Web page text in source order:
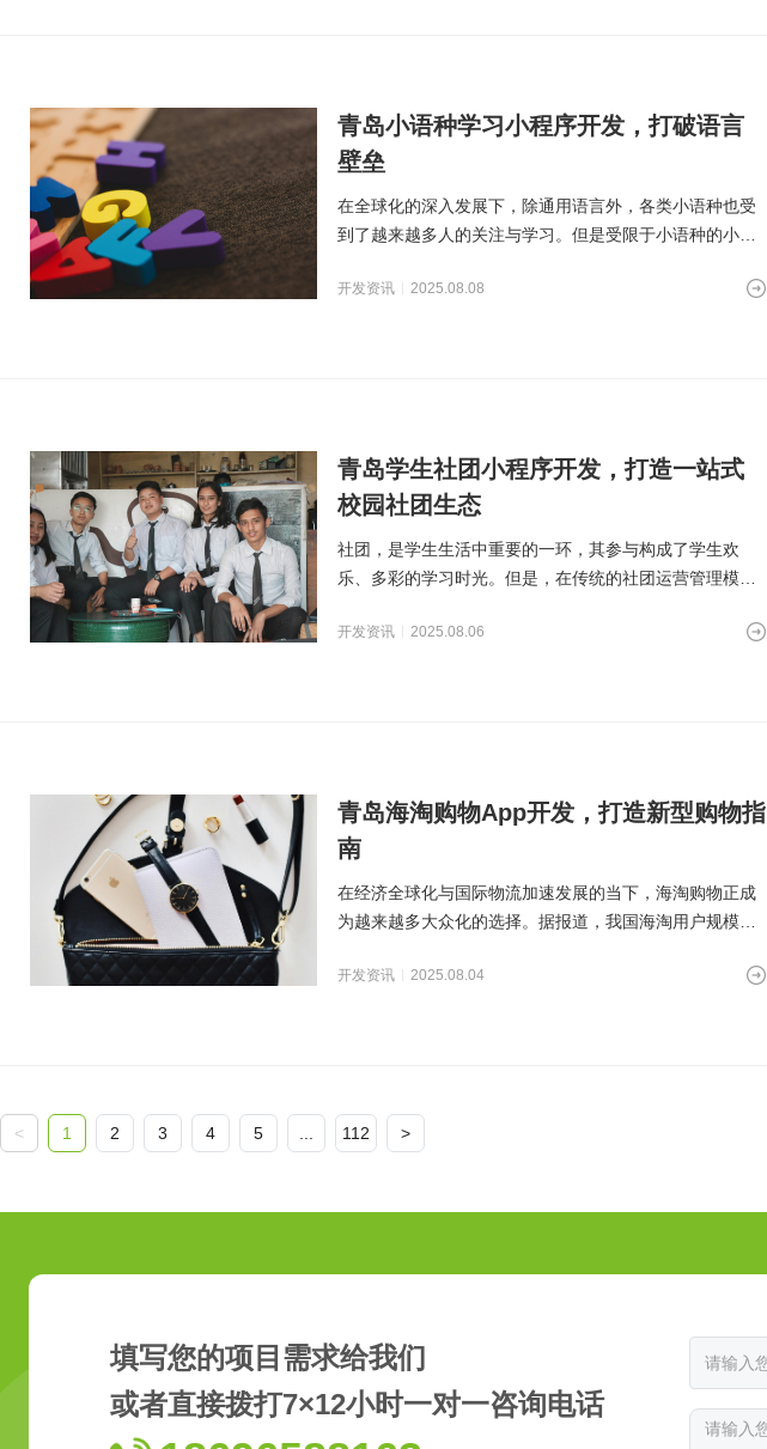
青岛小语种学习小程序开发，打破语言
壁垒
在全球化的深入发展下，除通用语言外，各类小语种也受
到了越来越多人的关注与学习。但是受限于小语种的小众
开发资讯 2025.08.08
青岛学生社团小程序开发，打造一站式
校园社团生态
社团，是学生生活中重要的一环，其参与构成了学生欢
乐、多彩的学习时光。但是，在传统的社团运营管理模式
开发资讯 2025.08.06
青岛海淘购物App开发，打造新型购物指
南
在经济全球化与国际物流加速发展的当下，海淘购物正成
为越来越多大众化的选择。据报道，我国海淘用户规模已
开发资讯 2025.08.04
< 1 2 3 4 5 112 >
填写您的项目需求给我们
或者直接拨打7×12小时一对一咨询电话